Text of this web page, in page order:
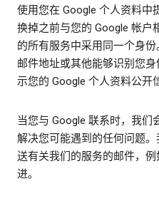
使用您在 Google 个人资料中
换掉之前与您的 Google 帐户
的所有服务中采用同一个身
邮件地址或其他能够识别您
示您的 Google 个人资料公开
当您与 Google 联系时，我
解决您可能遇到的任何问题
送有关我们的服务的邮件，
进。